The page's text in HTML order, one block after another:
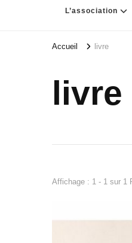
L’association
Accueil livre
livre
Affichage : 1 - 1 sur 1